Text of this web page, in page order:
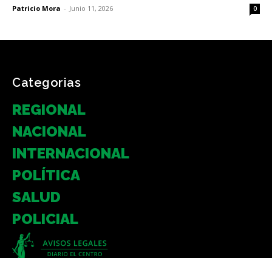
Patricio Mora - Junio 11, 2026 0
Categorias
REGIONAL
NACIONAL
INTERNACIONAL
POLÍTICA
SALUD
POLICIAL